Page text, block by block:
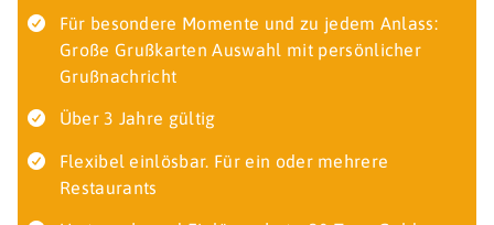
Für besondere Momente und zu jedem Anlass:
Große Grußkarten Auswahl mit persönlicher
Grußnachricht
Über 3 Jahre gültig
Flexibel einlösbar. Für ein oder mehrere
Restaurants